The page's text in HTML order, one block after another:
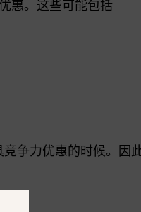
惠。这些可能包括
争力优惠的时候。因